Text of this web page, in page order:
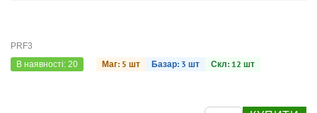
PRF3
В наявності: 20
Маг: 5 шт Базар: 3 шт Скл: 12 шт